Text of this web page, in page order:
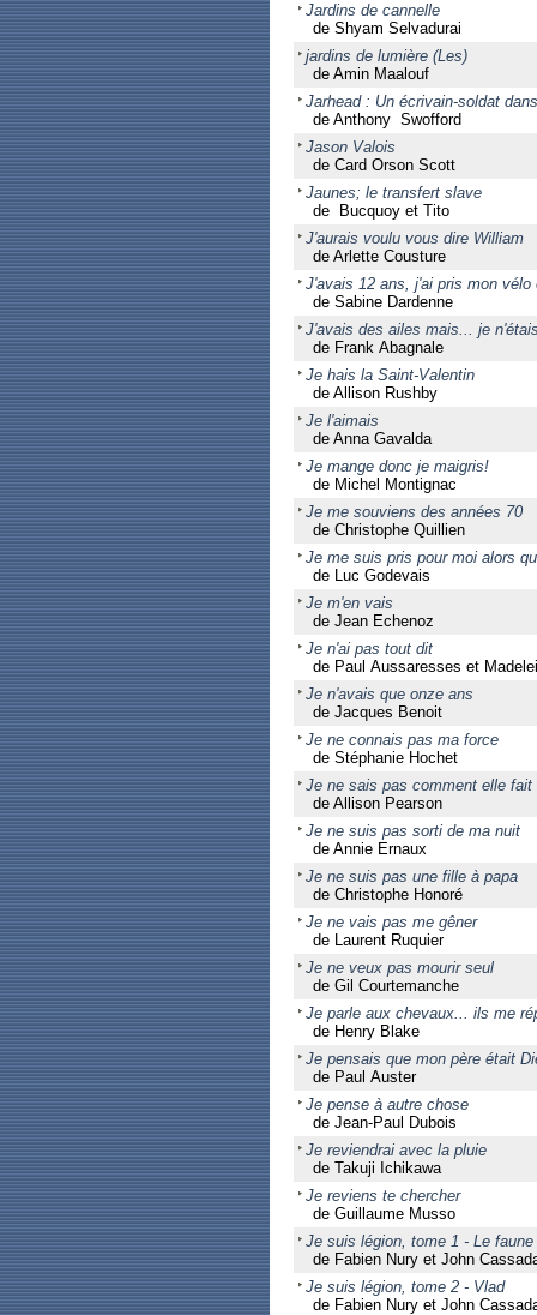
Jardins de cannelle
de Shyam Selvadurai
jardins de lumière (Les)
de Amin Maalouf
Jarhead : Un écrivain-soldat
de Anthony Swofford
Jason Valois
de Card Orson Scott
Jaunes; le transfert slave
de Bucquoy et Tito
J'aurais voulu vous dire William
de Arlette Cousture
J'avais 12 ans, j'ai pris mon
de Sabine Dardenne
J'avais des ailes mais... je
de Frank Abagnale
Je hais la Saint-Valentin
de Allison Rushby
Je l'aimais
de Anna Gavalda
Je mange donc je maigris!
de Michel Montignac
Je me souviens des années 70
de Christophe Quillien
Je me suis pris pour moi alors
de Luc Godevais
Je m'en vais
de Jean Echenoz
Je n'ai pas tout dit
de Paul Aussaresses et
Je n'avais que onze ans
de Jacques Benoit
Je ne connais pas ma force
de Stéphanie Hochet
Je ne sais pas comment elle fait
de Allison Pearson
Je ne suis pas sorti de ma nuit
de Annie Ernaux
Je ne suis pas une fille à papa
de Christophe Honoré
Je ne vais pas me gêner
de Laurent Ruquier
Je ne veux pas mourir seul
de Gil Courtemanche
Je parle aux chevaux... ils me
de Henry Blake
Je pensais que mon père était
de Paul Auster
Je pense à autre chose
de Jean-Paul Dubois
Je reviendrai avec la pluie
de Takuji Ichikawa
Je reviens te chercher
de Guillaume Musso
Je suis légion, tome 1 - Le faune
de Fabien Nury et John
Je suis légion, tome 2 - Vlad
de Fabien Nury et John